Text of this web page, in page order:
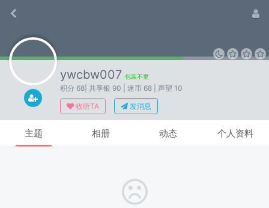
ywcbw007 包装不更
积分 68 | 共享银 90 | 迷币 68
| 声望 10
收听TA
发消息
主题 相册 动态 个人资料